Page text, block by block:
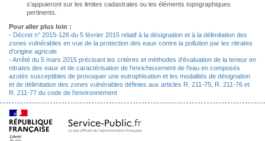
s'appuieront sur les limites cadastrales ou les éléments topographiques
pertinents.
Pour aller plus loin :
- Décret n° 2015-126 du 5 février 2015 relatif à la désignation et à la délimitation des
zones vulnérables en vue de la protection des eaux contre la pollution par les nitrates
d'origine agricole
-Arrêté du 5 mars 2015 précisant les critères et méthodes d'évaluation de la teneur en
nitrates des eaux et de caractérisation de l'enrichissement de l'eau en composés
azotés susceptibles de provoquer une eutrophisation et les modalités de désignation
et de délimitation des zones vulnérables définies aux articles R. 211-75, R. 211-76 et
R. 211-77 du code de l'environnement